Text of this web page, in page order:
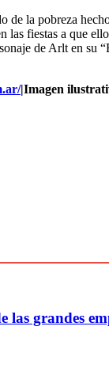
de la pobreza
las fiestas a que
de Arlt en su
|Imagen
las grandes